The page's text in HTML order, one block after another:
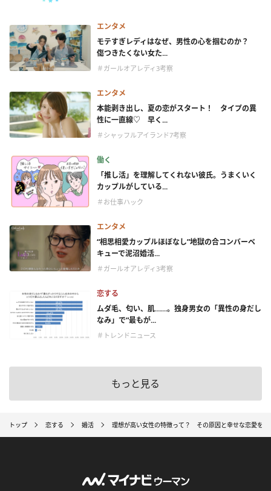
エンタメ
モテすぎレディはなぜ、男性の心を掴むのか？
傷つきたくない女た...
＃ガールオアレディ3考察
エンタメ
本能剥き出し、夏の恋がスタート！ タイプの異
性に一直線♡ 早く...
＃シャッフルアイランド7考察
働く
「推し活」を理解してくれない彼氏。うまくいく
カップルがしている...
＃お仕事ハック
エンタメ
“相思相愛カップルほぼなし”地獄の合コンバーベ
キューで泥沼婚活...
＃ガールオアレディ3考察
恋する
ムダ毛、匂い、肌……。独身男女の「異性の身だし
なみ」で“最もが...
＃トレンドニュース
もっと見る
トップ 恋する 婚活 理想が高い女性の特徴って？ その原因と幸せな恋愛をす